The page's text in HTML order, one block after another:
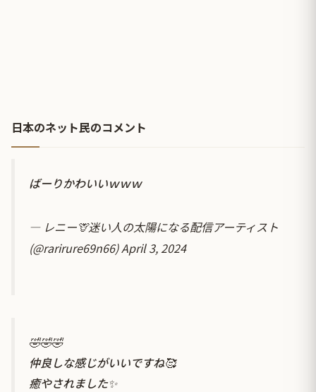
日本のネット民のコメント
ばーりかわいいｗｗｗ
— レニー🦒迷い人の太陽になる配信アーティスト
(@rarirure69n66)April 3, 2024
🤣🤣🤣
仲良しな感じがいいですね🥰
癒やされました✨